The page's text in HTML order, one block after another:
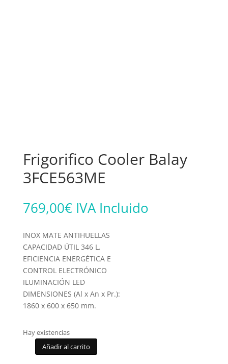
Frigorifico Cooler Balay
3FCE563ME
769,00€ IVA Incluido
INOX MATE ANTIHUELLAS
CAPACIDAD ÚTIL 346 L.
EFICIENCIA ENERGÉTICA E
CONTROL ELECTRÓNICO
ILUMINACIÓN LED
DIMENSIONES (Al x An x Pr.):
1860 x 600 x 650 mm.
Hay existencias
Frigorifico
Añadir al carrito